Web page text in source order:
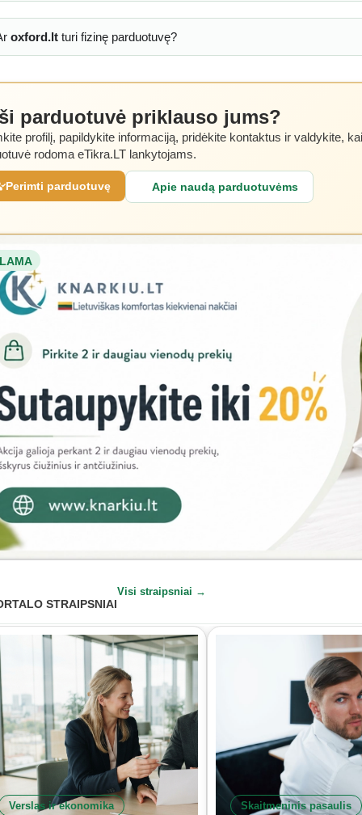
oxford.ltturi fizinę parduotuvę?
parduotuvė priklauso jums?
profilį, papildykite informaciją, pridėkite kontaktus ir valdykite,
rodoma eTikra.LT lankytojams.
Perimti parduotuvę Apie naudą parduotuvėms
STRAIPSNIAI
Visi straipsniai →
Verslas ir ekonomika Skaitmeninis pasaulis